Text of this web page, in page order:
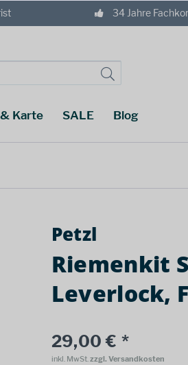
34 Jahre
Karte SALE Blog
Petzl
Riemenkit
Leverlock,
29,00 € *
inkl. MwSt.zzgl. Versandkosten